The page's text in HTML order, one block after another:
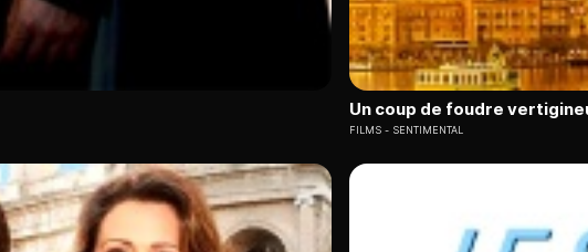
Un coup de foudre
FILMS SENTIMENTAL